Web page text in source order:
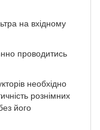
на вхідному
проводитись
необхідно
рознімних
його